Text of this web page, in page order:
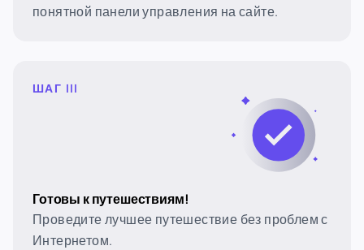
понятной панели управления на сайте.
ШАГ III
Готовы к путешествиям!
Проведите лучшее путешествие без проблем с
Интернетом.